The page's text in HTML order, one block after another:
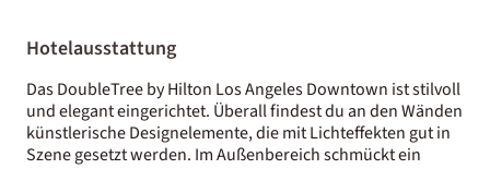
Hotelausstattung
Das DoubleTree by Hilton Los Angeles Downtown ist stilvoll
und elegant eingerichtet. Überall findest du an den Wänden
künstlerische Designelemente, die mit Lichteffekten gut in
Szene gesetzt werden. Im Außenbereich schmückt ein